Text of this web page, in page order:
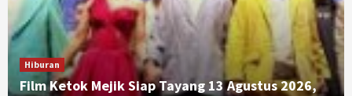
Hiburan
Film Ketok Mejik Siap Tayang 13 Agustus 2026,